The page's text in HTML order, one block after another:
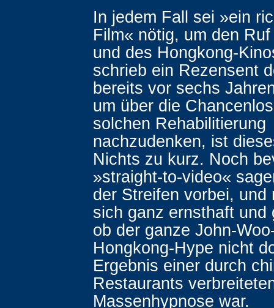
In jedem Fall sei »ein
Film« nötig, um den
und des Hongkong-
schrieb ein Rezensent
bereits vor sechs
um über die
solchen Rehabilitierung
nachzudenken, ist
Nichts zu kurz. Noch
»straight-to-video«
der Streifen vorbei, und
sich ganz ernsthaft und
ob der ganze John-
Hongkong-Hype nicht
Ergebnis einer durch
Restaurants
Massenhypnose war.